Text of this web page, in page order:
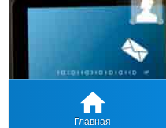
Главная